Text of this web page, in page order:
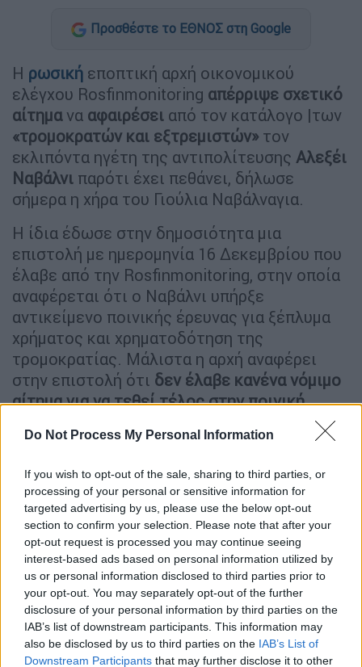
Do Not Process My Personal Information
If you wish to opt-out of the sale, sharing to third parties, or
processing of your personal or sensitive information for
targeted advertising by us, please use the below opt-out
section to confirm your selection. Please note that after your
opt-out request is processed you may continue seeing
interest-based ads based on personal information utilized by
us or personal information disclosed to third parties prior to
your opt-out. You may separately opt-out of the further
disclosure of your personal information by third parties on the
IAB’s list of downstream participants. This information may
also be disclosed by us to third parties on the IAB’s List of
Downstream Participants that may further disclose it to other
Προσθέστε το ΕΘΝΟΣ στη Google
Η ρωσική εποπτική αρχή οικονομικού
ελέγχου Rosfinmonitoring απέρριψε σχετικό
αίτημανα αφαιρέσει από τον κατάλογο |των
«τρομοκρατών και εξτρεμιστών» τον
εκλιπόντα ηγέτη της αντιπολίτευσης Αλεξέι
Ναβάλνι παρότι έχει πεθάνει, δήλωσε
σήμερα η χήρα του Γιούλια Ναβάλναγια.
Η ίδια έδωσε στην δημοσιότητα μια
επιστολή με ημερομηνία 16 Δεκεμβρίου που
έλαβε από την Rosfinmonitoring, στην οποία
αναφέρεται ότι ο Ναβάλνι υπήρξε
αντικείμενο ποινικής έρευνας για ξέπλυμα
χρήματος και χρηματοδότηση της
τρομοκρατίας. Μάλιστα η αρχή αναφέρει
στην επιστολή ότι δεν έλαβε κανένα νόμιμο
αίτημα για να τεθεί τέλος στην ποινική
παραμένει στον κατάλογο.
ΔΙΑΒΑΣΤΕ ΕΠΙΣΗΣ
Κόσμος10.01.2025 08:35
Τραμπ: Προετοιμάζεται συνάντηση
με τον Πούτιν – «Πρέπει να
τελειώνουμε με τον πόλεμο στην
Ουκρανία»